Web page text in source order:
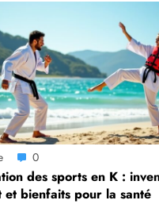
0
des sports en K :
et bienfaits pour la santé